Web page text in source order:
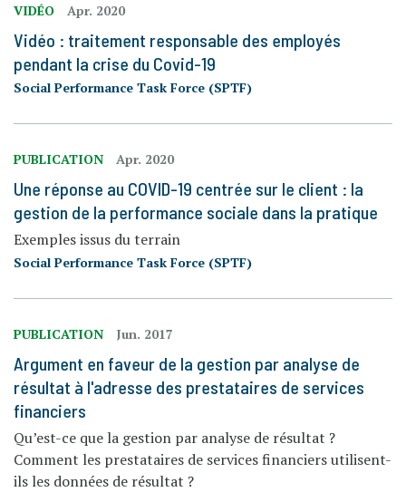
VIDÉO Apr. 2020
Vidéo : traitement responsable des employés
pendant la crise du Covid-19
Social Performance Task Force (SPTF)
PUBLICATION Apr. 2020
Une réponse au COVID-19 centrée sur le client : la
gestion de la performance sociale dans la pratique
Exemples issus du terrain
Social Performance Task Force (SPTF)
PUBLICATION Jun. 2017
Argument en faveur de la gestion par analyse de
résultat à l'adresse des prestataires de services
financiers
Qu’est-ce que la gestion par analyse de résultat ?
Comment les prestataires de services financiers utilisent-
ils les données de résultat ?